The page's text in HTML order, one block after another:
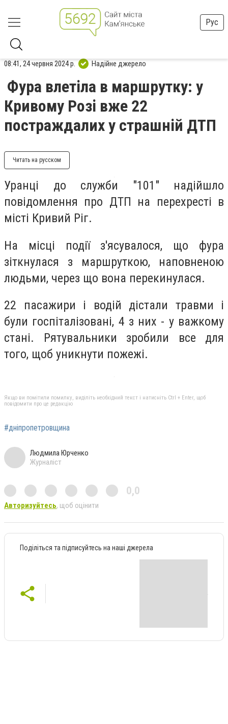
Рус
08:41, 24 червня 2024 р. Надійне джерело
Фура влетіла в маршрутку: у
Кривому Розі вже 22
постраждалих у страшній ДТП
Читать на русском
Уранці до служби "101" надійшло
повідомлення про ДТП на перехресті в
місті Кривий Ріг.
На місці події з'ясувалося, що фура
зіткнулася з маршруткою, наповненою
людьми, через що вона перекинулася.
22 пасажири і водій дістали травми і
були госпіталізовані, 4 з них - у важкому
стані. Рятувальники зробили все для
того, щоб уникнути пожежі.
Якщо ви помітили помилку, виділіть необхідний текст і натисніть Ctrl + Enter, щоб
повідомити про це редакцію
#дніпропетровщина
Людмила Юрченко
Журналіст
0,0
Авторизуйтесь, щоб оцінити
Поділіться та підписуйтесь на наші джерела